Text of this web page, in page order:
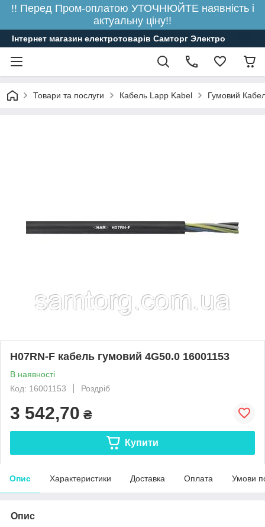
!! Перед Пром-оплатою УТОЧНЮЙТЕ наявність і
актуальну ціну!!
Інтернет магазин електротоварів Самторг Электро
Товари та послуги Кабель Lapp Kabel Гумовий
H07RN-F кабель гумовий 4G50.0 16001153
В наявності
Код: 16001153
Роздріб
3 542,70 ₴
Купити
Опис Характеристики Доставка Оплата Умови
Опис